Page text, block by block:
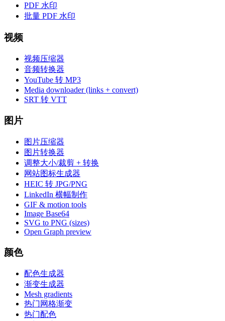
PDF 水印
批量 PDF 水印
视频
视频压缩器
音频转换器
YouTube 转 MP3
Media downloader (links + convert)
SRT 转 VTT
图片
图片压缩器
图片转换器
调整大小/裁剪 + 转换
网站图标生成器
HEIC 转 JPG/PNG
LinkedIn 横幅制作
GIF & motion tools
Image Base64
SVG to PNG (sizes)
Open Graph preview
颜色
配色生成器
渐变生成器
Mesh gradients
热门网格渐变
热门配色